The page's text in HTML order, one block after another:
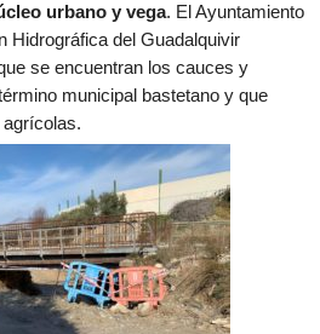
urbano y vega. El Ayuntamiento
Hidrográfica del Guadalquivir
se encuentran los cauces y
municipal bastetano y que